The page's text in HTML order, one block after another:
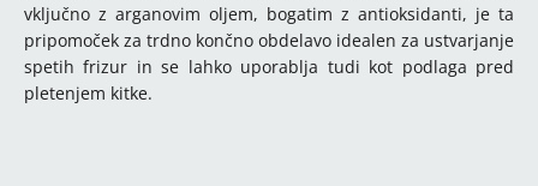
vključno z arganovim oljem, bogatim z antioksidanti, je ta
pripomoček za trdno končno obdelavo idealen za ustvarjanje
spetih frizur in se lahko uporablja tudi kot podlaga pred
pletenjem kitke.